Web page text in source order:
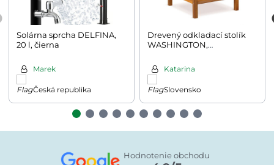
Solárna sprcha DELFINA,
20 l, čierna
Marek
Česká republika
Drevený odkladací stolík
WASHINGTON,
Katarina
Slovensko
Hodnotenie obchodu